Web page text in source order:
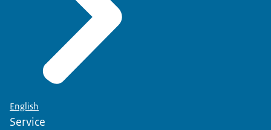
English
Service